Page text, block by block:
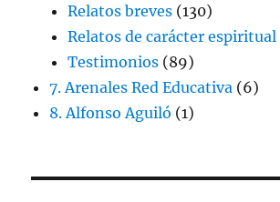
Relatos breves (130)
Relatos de carácter espiritual
Testimonios (89)
7. Arenales Red Educativa (6)
8. Alfonso Aguiló (1)